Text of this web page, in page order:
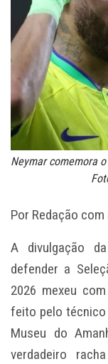
Neymar comemora
Por Redação
A divulgação
defender a
2026 mexeu
feito pelo técnico
Museu do
verdadeiro